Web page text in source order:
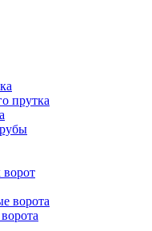
прутка
ворота